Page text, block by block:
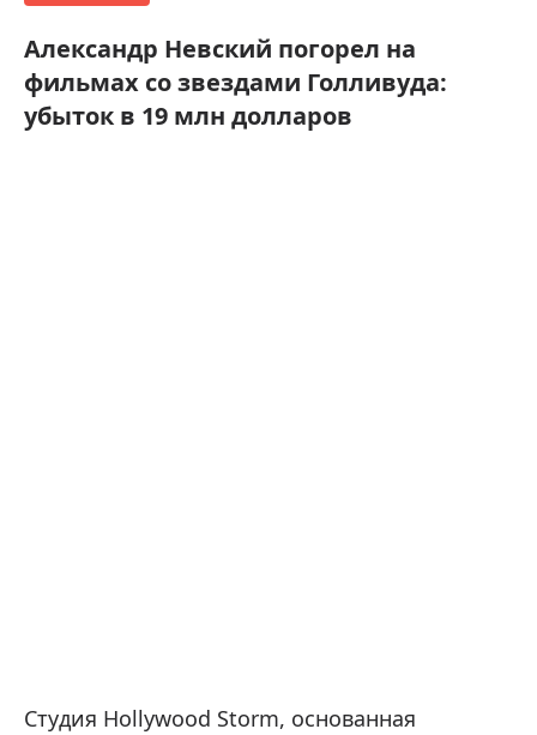
Александр Невский погорел на
фильмах со звездами Голливуда:
убыток в 19 млн долларов
Студия Hollywood Storm, основанная